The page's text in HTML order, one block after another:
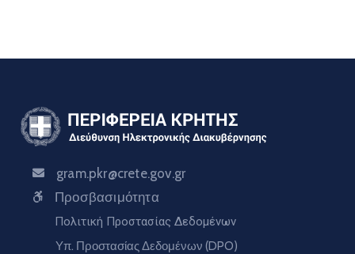
gram.pkr@crete.gov.gr
Προσβασιμότητα
Πολιτική Προστασίας Δεδομένων
Υπ. Προστασίας Δεδομένων (DPO)